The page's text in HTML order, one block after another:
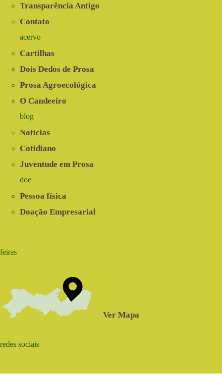
Transparência Antigo
Contato
acervo
Cartilhas
Dois Dedos de Prosa
Prosa Agroecológica
O Candeeiro
blog
Notícias
Cotidiano
Juventude em Prosa
doe
Pessoa física
Doação Empresarial
feiras
Ver Mapa
redes sociais